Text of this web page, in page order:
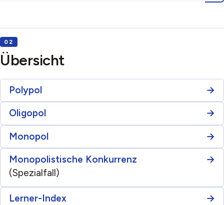
Übersicht
Polypol
Oligopol
Monopol
Monopolistische Konkurrenz
(Spezialfall)
Lerner-Index